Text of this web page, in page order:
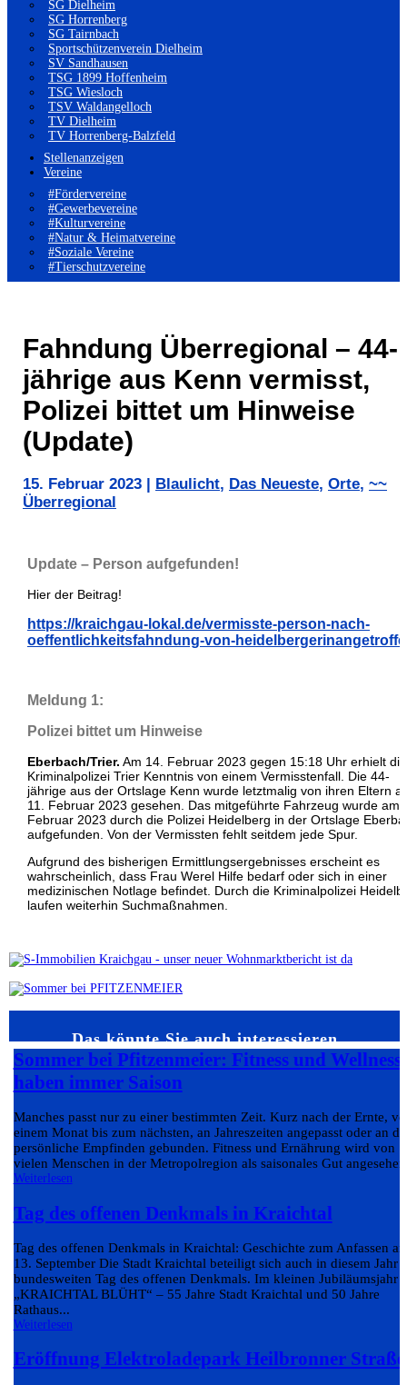
SG Dielheim
SG Horrenberg
SG Tairnbach
Sportschützenverein Dielheim
SV Sandhausen
TSG 1899 Hoffenheim
TSG Wiesloch
TSV Waldangelloch
TV Dielheim
TV Horrenberg-Balzfeld
Stellenanzeigen
Vereine
#Fördervereine
#Gewerbevereine
#Kulturvereine
#Natur & Heimatvereine
#Soziale Vereine
#Tierschutzvereine
Fahndung Überregional – 44-
jährige aus Kenn vermisst,
Polizei bittet um Hinweise
(Update)
15. Februar 2023 Blaulicht, Das Neueste, Orte, ~~
Überregional
Update – Person aufgefunden!
Hier der Beitrag!
https://kraichgau-lokal.de/vermisste-person-nach-
oeffentlichkeitsfahndung-von-
Meldung 1:
Polizei bittet um Hinweise
Eberbach/Trier. Am 14. Februar 2023 gegen 15:18 Uhr erhielt die
Kriminalpolizei Trier Kenntnis von einem Vermisstenfall. Die 44-
jährige aus der Ortslage Kenn wurde letztmalig von ihren Eltern
11. Februar 2023 gesehen. Das mitgeführte Fahrzeug wurde am
Februar 2023 durch die Polizei Heidelberg in der Ortslage
aufgefunden. Von der Vermissten fehlt seitdem jede Spur.
Aufgrund des bisherigen Ermittlungsergebnisses erscheint es
wahrscheinlich, dass Frau Werel Hilfe bedarf oder sich in einer
medizinischen Notlage befindet. Durch die Kriminalpolizei
laufen weiterhin Suchmaßnahmen.
Das könnte Sie auch interessieren…
Sommer bei Pfitzenmeier: Fitness und Wellness
haben immer Saison
Manches passt nur zu einer bestimmten Zeit. Kurz nach der Ernte,
einem Monat bis zum nächsten, an Jahreszeiten angepasst oder an
persönliche Empfinden gebunden. Fitness und Ernährung wird von
vielen Menschen in der Metropolregion als saisonales Gut
Weiterlesen
Tag des offenen Denkmals in Kraichtal
Tag des offenen Denkmals in Kraichtal: Geschichte zum Anfassen
13. September Die Stadt Kraichtal beteiligt sich auch in diesem Jahr
bundesweiten Tag des offenen Denkmals. Im kleinen Jubiläumsjahr
„KRAICHTAL BLÜHT“ – 55 Jahre Stadt Kraichtal und 50 Jahre
Rathaus...
Weiterlesen
Eröffnung Elektroladepark Heilbronner Straße